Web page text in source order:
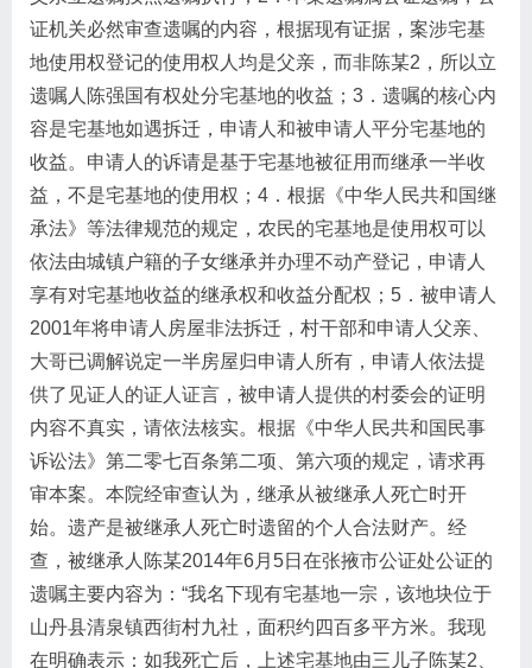
证机关必然审查遗嘱的内容，根据现有证据，案涉宅基
地使用权登记的使用权人均是父亲，而非陈某2，所以立
遗嘱人陈强国有权处分宅基地的收益；3．遗嘱的核心内
容是宅基地如遇拆迁，申请人和被申请人平分宅基地的
收益。申请人的诉请是基于宅基地被征用而继承一半收
益，不是宅基地的使用权；4．根据《中华人民共和国继
承法》等法律规范的规定，农民的宅基地是使用权可以
依法由城镇户籍的子女继承并办理不动产登记，申请人
享有对宅基地收益的继承权和收益分配权；5．被申请人
2001年将申请人房屋非法拆迁，村干部和申请人父亲、
大哥已调解说定一半房屋归申请人所有，申请人依法提
供了见证人的证人证言，被申请人提供的村委会的证明
内容不真实，请依法核实。根据《中华人民共和国民事
诉讼法》第二零七百条第二项、第六项的规定，请求再
审本案。本院经审查认为，继承从被继承人死亡时开
始。遗产是被继承人死亡时遗留的个人合法财产。经
查，被继承人陈某2014年6月5日在张掖市公证处公证的
遗嘱主要内容为：“我名下现有宅基地一宗，该地块位于
山丹县清泉镇西街村九社，面积约四百多平方米。我现
在明确表示：如我死亡后，上述宅基地由三儿子陈某2、